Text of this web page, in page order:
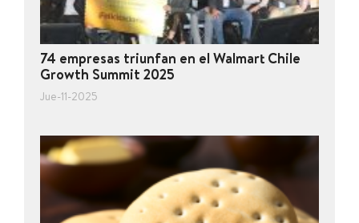
74 empresas triunfan en el Walmart Chile
Growth Summit 2025
Jue-11-2025